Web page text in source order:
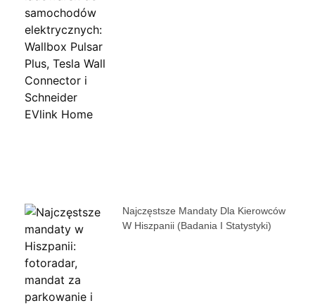
Najczęstsze Mandaty Dla Kierowców
W Hiszpanii (badania I Statystyki)